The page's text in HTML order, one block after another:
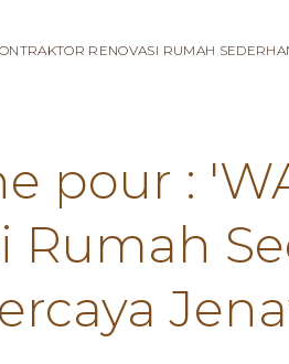
RENOVASI RUMAH
pour :
Rumah